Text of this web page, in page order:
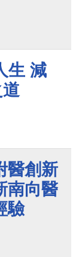
生 減
醫創新
南向醫
驗